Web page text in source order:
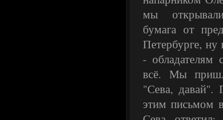
мы
бумага от
Петербурге,
- обладателям
всё. Мы
"Сева,
этим письмом